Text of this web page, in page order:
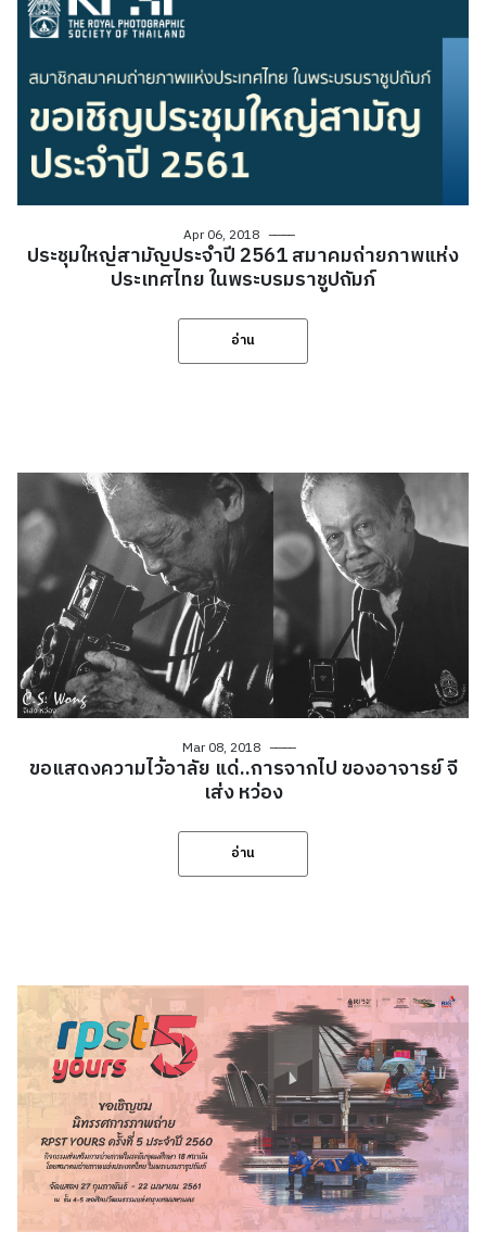
Apr 06, 2018
ประชุมใหญ่สามัญประจำปี 2561 สมาคมถ่ายภาพแห่ง
ประเทศไทย ในพระบรมราชูปถัมภ์
อ่าน
Mar 08, 2018
ขอแสดงความไว้อาลัย แด่..การจากไป ของอาจารย์ จี
เส่ง หว่อง
อ่าน